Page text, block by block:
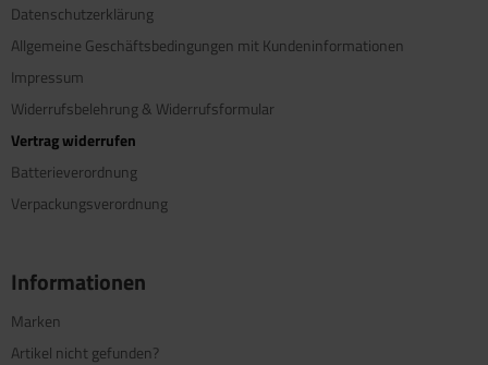
Datenschutzerklärung
Allgemeine Geschäftsbedingungen mit Kundeninformationen
Impressum
Widerrufsbelehrung & Widerrufsformular
Vertrag widerrufen
Batterieverordnung
Verpackungsverordnung
Informationen
Marken
Artikel nicht gefunden?